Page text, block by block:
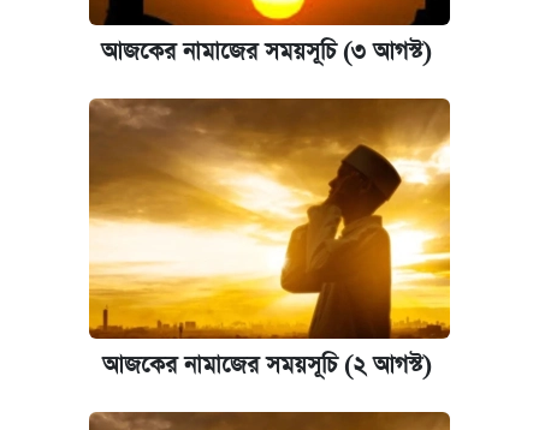
আজকের নামাজের সময়সূচি (৩ আগস্ট)
আজকের নামাজের সময়সূচি (২ আগস্ট)